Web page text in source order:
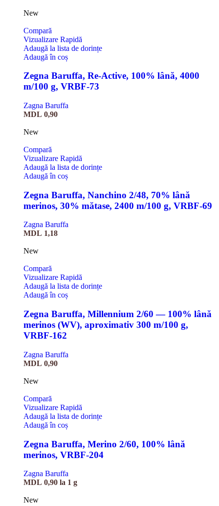
New
Compară
Vizualizare Rapidă
Adaugă la lista de dorințe
Adaugă în coș
Zegna Baruffa, Re-Active, 100% lână, 4000
m/100 g, VRBF-73
Zagna Baruffa
MDL 0,90
New
Compară
Vizualizare Rapidă
Adaugă la lista de dorințe
Adaugă în coș
Zegna Baruffa, Nanchino 2/48, 70% lână
merinos, 30% mătase, 2400 m/100 g, VRBF-69
Zagna Baruffa
MDL 1,18
New
Compară
Vizualizare Rapidă
Adaugă la lista de dorințe
Adaugă în coș
Zegna Baruffa, Millennium 2/60 — 100% lână
merinos (WV), aproximativ 300 m/100 g,
VRBF-162
Zagna Baruffa
MDL 0,90
New
Compară
Vizualizare Rapidă
Adaugă la lista de dorințe
Adaugă în coș
Zegna Baruffa, Merino 2/60, 100% lână
merinos, VRBF-204
Zagna Baruffa
MDL 0,90 la 1 g
New